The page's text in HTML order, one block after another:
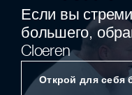
Если вы
большего,
Cloeren
Открой для себя